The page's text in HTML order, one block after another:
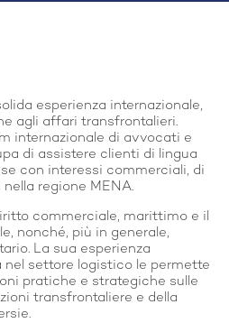
esperienza internazionale,
agli affari transfrontalieri.
internazionale di avvocati e
di assistere clienti di lingua
con interessi commerciali, di
regione MENA.
commerciale, marittimo e il
nonché, più in generale,
La sua esperienza
nel settore logistico le permette
pratiche e strategiche sulle
transfrontaliere e della